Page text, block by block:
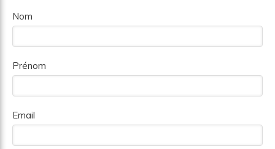
Nom
Prénom
Email